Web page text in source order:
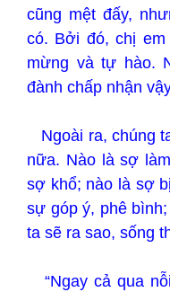
cũng mệt đấy,
có. Bởi đó, chị em
mừng và tự hào.
đành chấp nhận
Ngoài ra, chúng
nữa. Nào là sợ
sợ khổ; nào là sợ
sự góp ý, phê
ta sẽ ra sao, sống
“Ngay cả qua